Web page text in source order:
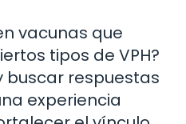
vacunas que
tipos de VPH?
buscar respuestas
experiencia